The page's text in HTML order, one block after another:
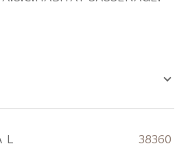
TRAD_ZEPHYR_Valeurs
38360